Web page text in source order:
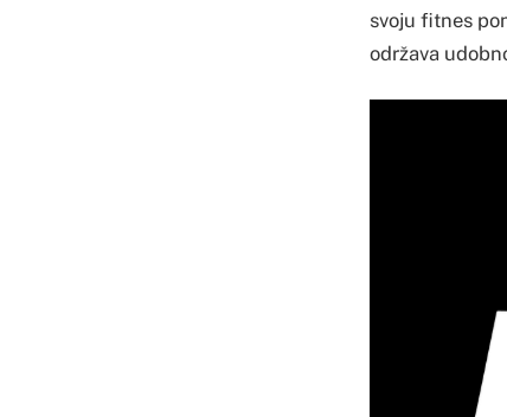
svoju fitnes
održava